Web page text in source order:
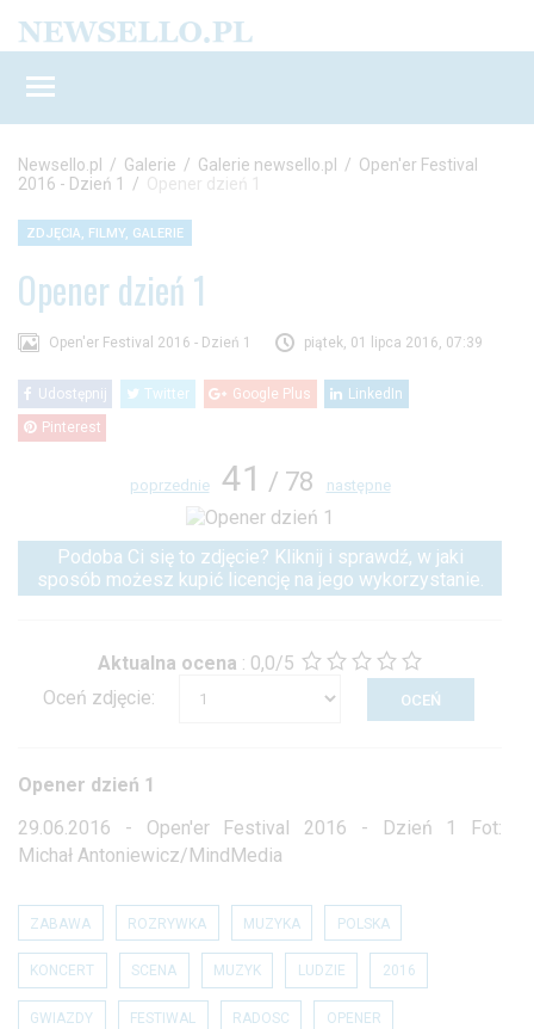
Newsello.pl / Galerie / Galerie newsello.pl / Open'er Festival
2016 - Dzień 1
/ Opener dzień 1
ZDJĘCIA, FILMY, GALERIE
Opener dzień 1
Open'er Festival 2016 - Dzień 1 piątek, 01 lipca 2016, 07:39
Udostępnij Twitter Google Plus LinkedIn
Pinterest
poprzednie 41 / 78 następne
Podoba Ci się to zdjęcie? Kliknij i sprawdź, w jaki
sposób możesz kupić licencję na jego wykorzystanie.
Aktualna ocena : 0,0/5
Oceń zdjęcie:
Opener dzień 1
29.06.2016 - Open'er Festival 2016 - Dzień 1 Fot:
Michał Antoniewicz/MindMedia
ZABAWA ROZRYWKA MUZYKA POLSKA
KONCERT SCENA MUZYK LUDZIE 2016
GWIAZDY FESTIWAL RADOSC OPENER